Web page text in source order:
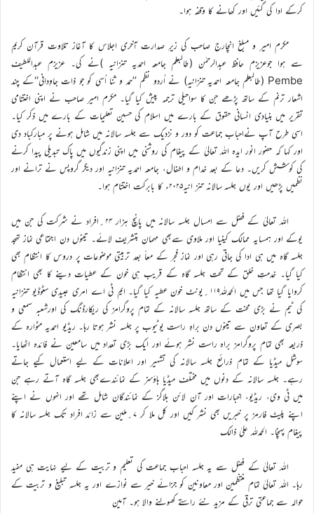
کرکے ادا کی گئیں اور کھانے کا وقفہ ہوا۔
مکرم امیر و مبلغ انچارج صاحب کی زیرِ صدارت آخری اجلاس کا آغاز تلاوت قرآن کریم
سے ہوا جوعزیزم حافظ عبدالرحمٰن (طالبعلم جامعہ احمدیہ تنزانیہ )نے کی۔ عزیزم عبداللطیف
Pembe (طالبعلم جامعہ احمدیہ تنزانیہ) نے اُردو نظم ’’حمد و ثنا اُسی کو جو ذات جاوِدانی‘‘کے چند
اشعار ترنم کے ساتھ پڑھے جن کا سواحیلی ترجمہ پیش کیا گیا۔ مکرم امیر صاحب نے اپنی اختتامی
تقریر میں بنیادی انسانی حقوق کے بارے میں اسلام کی حسین تعلیمات کے بارے میں ذکر کیا۔
اسی طرح آپ نےاحباب جماعت کو دور و نزدیک سے جلسہ سالانہ میں شامل ہونے پر مبارکباد دی
اور کہا کہ حضور انور ایدہ اللہ تعالیٰ کے پیغام کی روشنی میں اپنی زندگیوں میں پاک تبدیلی پیدا کرنے
کی کوشش کریں۔ دعا کے بعد خدام و اطفال، جامعہ احمدیہ تنزانیہ اور دیگر گروپس نے ترانے اور
نظمیں پڑھیں اور یوں جلسہ سالانہ تنز انیہ۲۰۲۵ء کا بابرکت اختتام ہوا۔
اللہ تعالیٰ کے فضل سے امسال جلسہ سالانہ میں پانچ ہزار ۲۴؍افراد نے شرکت کی جن میں
یوکے اور ہمسایہ ممالک کینیا اور ملاوی سےبھی مہمان بتشریف لائے۔ تینوں دن اجتماعی نماز تہجد
جلسہ گاہ میں ہی ادا کی جاتی رہی اور نماز فجر کے معاً بعد تربیتی موضوعات پر دروس کا انتظام بھی
کیا گیا۔ خدمتِ خلق کے تحت جلسہ گاہ کے قریب ہی خون کے عطیات دینے کا بھی انتظام
کروایا گیا تھا جس میں الحمدللہ۱۱۹؍یونٹ خون عطیہ کیا گیا۔ ایم ٹی اے امری عبیدی سٹوڈیو تنزانیہ
کی ٹیم نے بڑی محنت کے ساتھ جلسہ سالانہ کے تمام پروگرامز کی ریکارڈنگ کی اورشعبہ سمعی و
بصری کے تعاون سے تینوں دن براہِ راست یوٹیوب پر جلسہ نشر ہوتا رہا۔ ریڈیو احمدیہ مٹوارہ کے
ذریعہ بھی تمام پروگرامز براہ راست نشر ہوئے اور ایک بڑی تعداد میں سامعین نے فائدہ اٹھایا۔
سوشل میڈیا کے تمام ذرائع جلسہ سالانہ کی تشہیر اور اعلانات کے لیے استعمال کیے جاتے
رہے۔ جلسہ سالانہ کے دنوں میں مختلف میڈیا ہاؤسز کے نمائندےبھی جلسہ گاہ آتے رہے جن
میں ٹی وی، ریڈیو، اخبارات اور آن لائن بلاگز کے نمائندگان شامل تھے اور انہوں نے اپنے
اپنے پلیٹ فارمز پر خبریں بھی نشر کیں اور کل ملا کر ۷؍ملین سے زائد افراد تک جلسہ سالانہ کا
پیغام پہنچا۔ الحمدللہ علیٰ ذالک
اللہ تعالیٰ کے فضل سے یہ جلسہ احباب جماعت کی تعلیم و تربیت کے ليے نہایت ہی مفید
رہا۔ اللہ تعالیٰ تمام منتظمین اور معاونین کو جزائے خیر سے نوازے اور یہ جلسہ تبلیغ و تربیت کے
حوالہ سے جماعتی ترقی کے مزید نئے راستے کھولنے والا ہو۔ آمین